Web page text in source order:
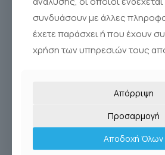
SINUS RINSE KIT
συνδυάσουν με άλλες
έχετε παράσχει ή που έχουν
χρήση των υπηρεσιών τους
Απόρριψη
Προσαρμογή
Αποδοχή Όλων